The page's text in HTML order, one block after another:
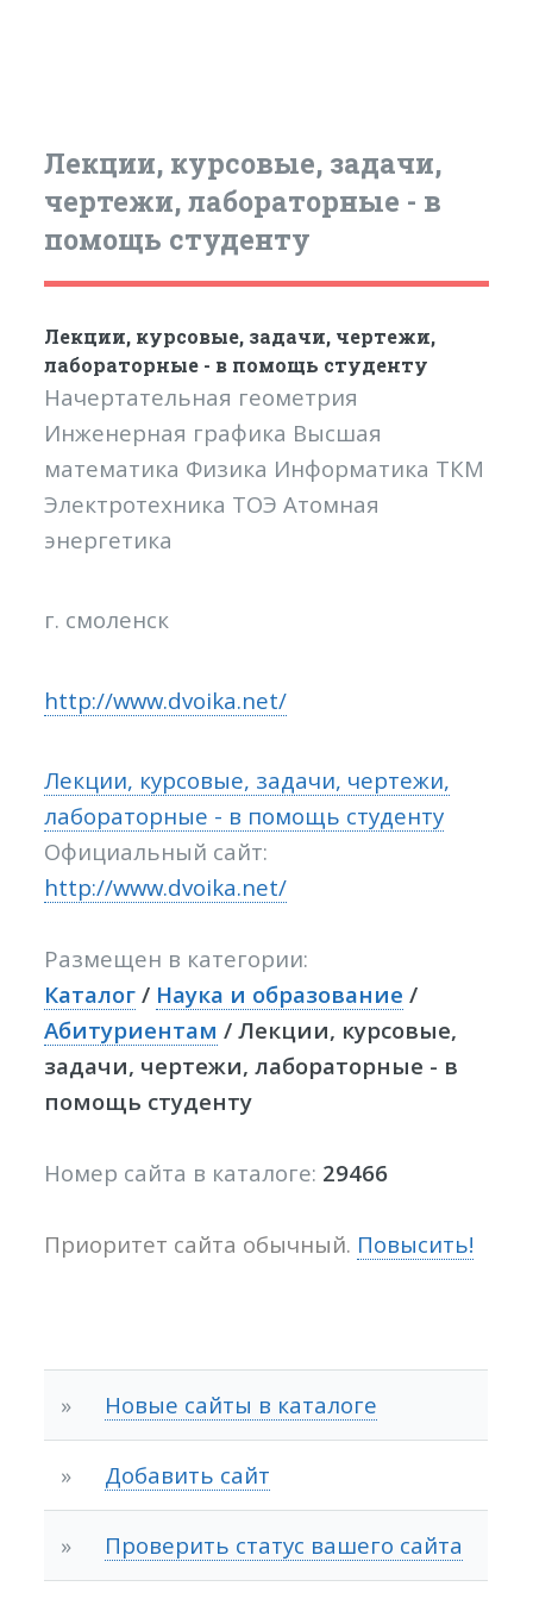
Лекции, курсовые, задачи,
чертежи, лабораторные - в
помощь студенту
Лекции, курсовые, задачи, чертежи,
лабораторные - в помощь студенту
Начертательная геометрия
Инженерная графика Высшая
математика Физика Информатика ТКМ
Электротехника ТОЭ Атомная
энергетика
г. смоленск
http://www.dvoika.net/
Лекции, курсовые, задачи, чертежи,
лабораторные - в помощь студенту
Официальный сайт:
http://www.dvoika.net/
Размещен в категории:
Каталог / Наука и образование /
Абитуриентам / Лекции, курсовые,
задачи, чертежи, лабораторные - в
помощь студенту
Номер сайта в каталоге: 29466
Приоритет сайта обычный. Повысить!
» Новые сайты в каталоге
» Добавить сайт
» Проверить статус вашего сайта